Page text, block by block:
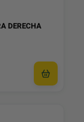
DERECHA